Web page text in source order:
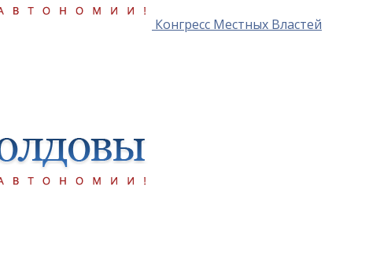
Конгресс Местных Властей